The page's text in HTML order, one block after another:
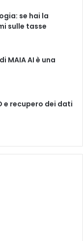
se hai la
sulle tasse
MAIA AI è una
e recupero dei dati